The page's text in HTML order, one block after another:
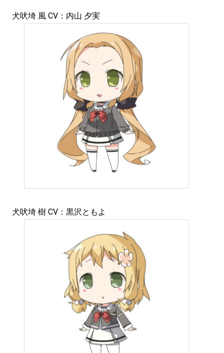
犬吠埼 風 CV：内山 夕実
犬吠埼 樹 CV：黒沢ともよ